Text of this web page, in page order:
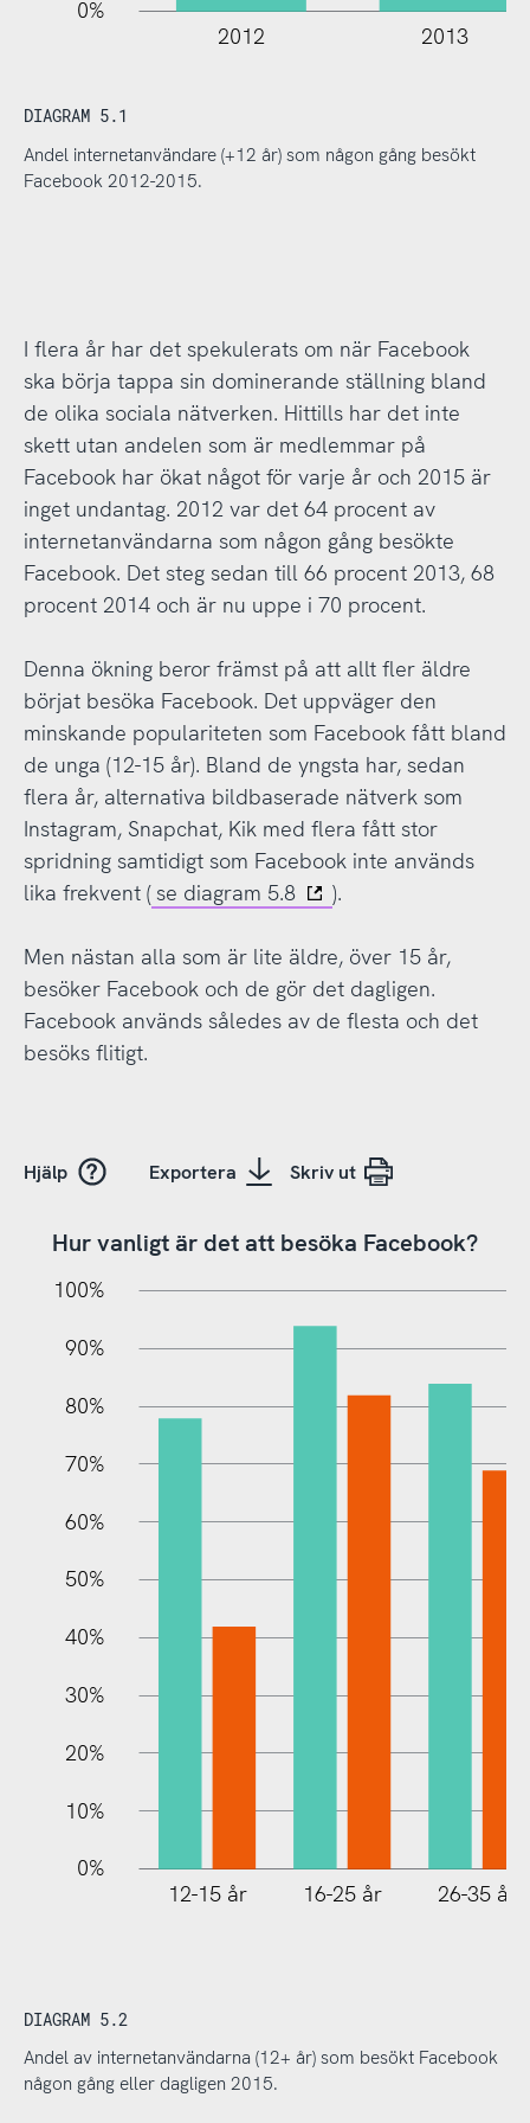
0%
2012 2013
DIAGRAM 5.1
Andel internetanvändare (+12 år) som någon gång besökt
Facebook 2012-2015.
I flera år har det spekulerats om när Facebook
ska börja tappa sin dominerande ställning bland
de olika sociala nätverken. Hittills har det inte
skett utan andelen som är medlemmar på
Facebook har ökat något för varje år och 2015 är
inget undantag. 2012 var det 64 procent av
internetanvändarna som någon gång besökte
Facebook. Det steg sedan till 66 procent 2013, 68
procent 2014 och är nu uppe i 70 procent.
Denna ökning beror främst på att allt fler äldre
börjat besöka Facebook. Det uppväger den
minskande populariteten som Facebook fått bland
de unga (12-15 år). Bland de yngsta har, sedan
flera år, alternativa bildbaserade nätverk som
Instagram, Snapchat, Kik med flera fått stor
spridning samtidigt som Facebook inte används
lika frekvent ( se diagram 5.8 ).
Men nästan alla som är lite äldre, över 15 år,
besöker Facebook och de gör det dagligen.
Facebook används således av de flesta och det
besöks flitigt.
Hjälp Exportera Skriv ut
Hur vanligt är det att besöka Facebook?
10%
100%
90%
80%
70%
60%
50%
40%
30%
20%
10%
0%
12-15 år 16-25 år 26-35 år
DIAGRAM 5.2
Andel av internetanvändarna (12+ år) som besökt Facebook
någon gång eller dagligen 2015.